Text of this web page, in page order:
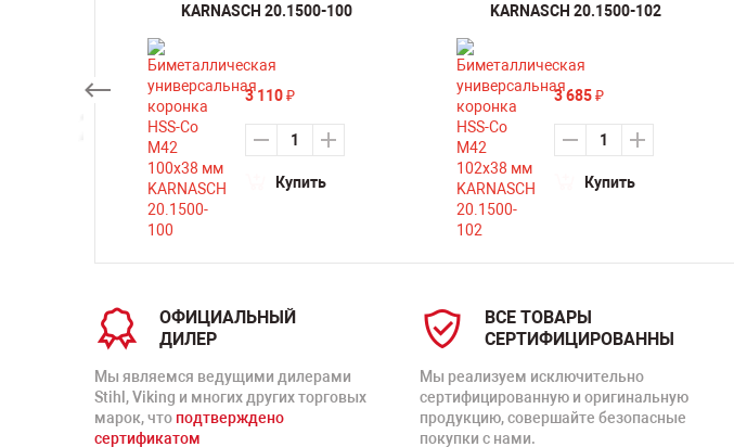
KARNASCH 20.1500-100
3 110 ₽
Купить
KARNASCH 20.1500-102
3 685 ₽
Купить
ОФИЦИАЛЬНЫЙ
ДИЛЕР
Мы являемся ведущими дилерами
Stihl, Viking и многих других торговых
марок, что подтверждено
сертификатом
ВСЕ ТОВАРЫ
СЕРТИФИЦИРОВАННЫ
Мы реализуем исключительно
сертифицированную и оригинальную
продукцию, совершайте безопасные
покупки с нами.